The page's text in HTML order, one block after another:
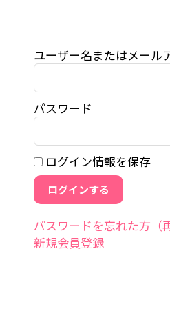
ユーザー名またはメール
パスワード
ログイン情報を保存
パスワードを忘れた方（
新規会員登録